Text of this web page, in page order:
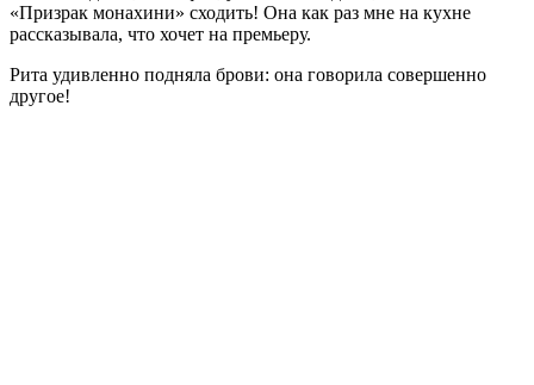
«Призрак монахини» сходить! Она как раз мне на кухне
рассказывала, что хочет на премьеру.
Рита удивленно подняла брови: она говорила совершенно
другое!